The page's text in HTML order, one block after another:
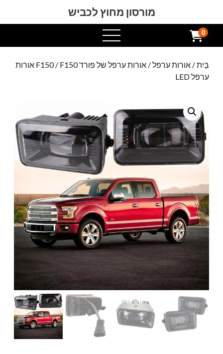
מורסון מחוץ לכביש
תפריט
פתוח
0
בַּיִת/ אורות ערפל/ אורות ערפל של פורד F150
/ F150 אורות
ערפל LED